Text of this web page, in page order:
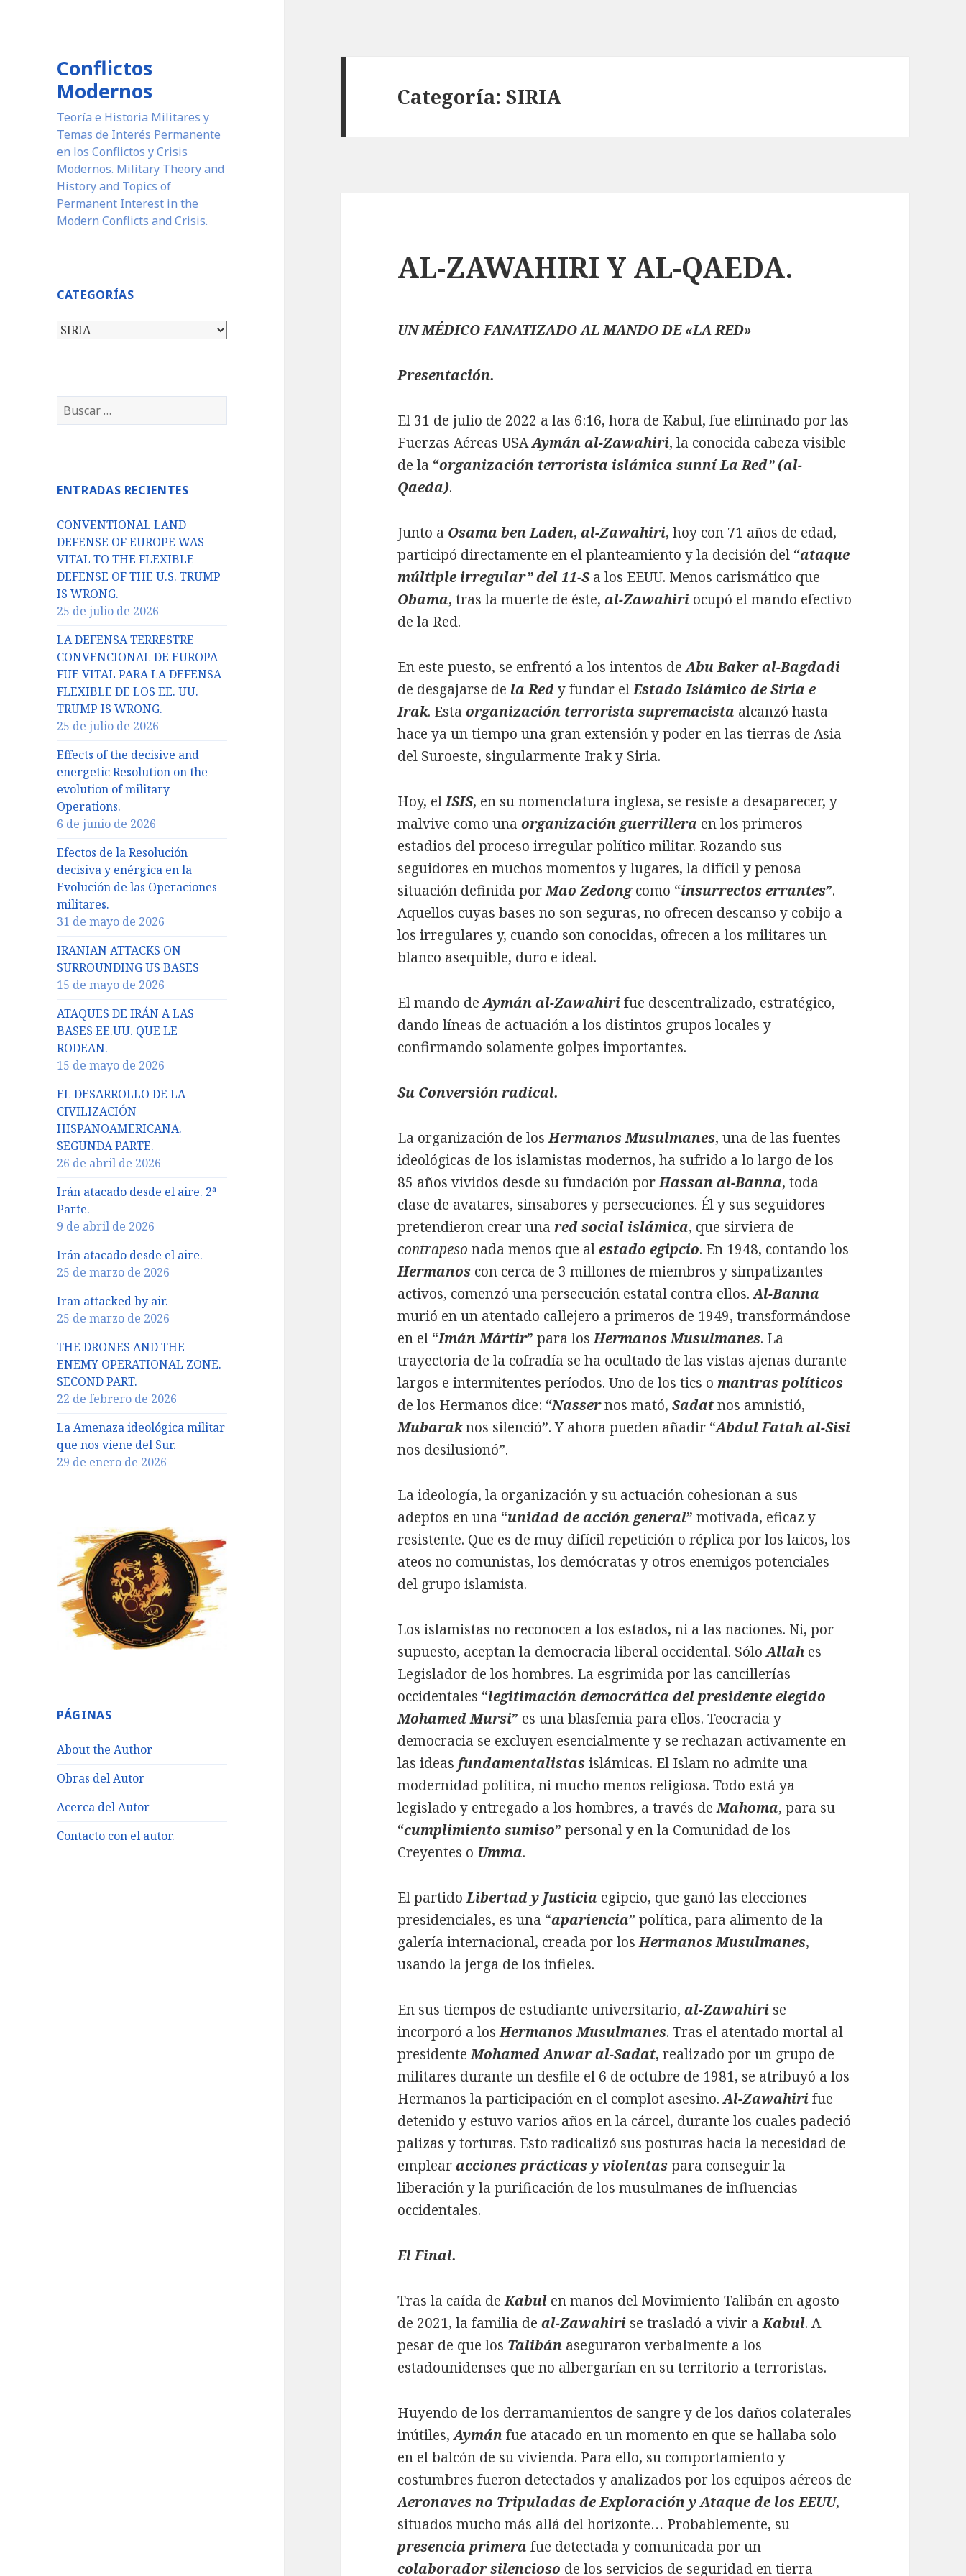
Conflictos
Modernos
Teoría e Historia Militares y
Temas de Interés Permanente
en los Conflictos y Crisis
Modernos. Military Theory and
History and Topics of
Permanent Interest in the
Modern Conflicts and Crisis.
CATEGORÍAS
Categorías
Buscar:
ENTRADAS RECIENTES
CONVENTIONAL LAND
DEFENSE OF EUROPE WAS
VITAL TO THE FLEXIBLE
DEFENSE OF THE U.S. TRUMP
IS WRONG.
25 de julio de 2026
LA DEFENSA TERRESTRE
CONVENCIONAL DE EUROPA
FUE VITAL PARA LA DEFENSA
FLEXIBLE DE LOS EE. UU.
TRUMP IS WRONG.
25 de julio de 2026
Effects of the decisive and
energetic Resolution on the
evolution of military
Operations.
6 de junio de 2026
Efectos de la Resolución
decisiva y enérgica en la
Evolución de las Operaciones
militares.
31 de mayo de 2026
IRANIAN ATTACKS ON
SURROUNDING US BASES
15 de mayo de 2026
ATAQUES DE IRÁN A LAS
BASES EE.UU. QUE LE
RODEAN.
15 de mayo de 2026
EL DESARROLLO DE LA
CIVILIZACIÓN
HISPANOAMERICANA.
SEGUNDA PARTE.
26 de abril de 2026
Irán atacado desde el aire. 2ª
Parte.
9 de abril de 2026
Irán atacado desde el aire.
25 de marzo de 2026
Iran attacked by air.
25 de marzo de 2026
THE DRONES AND THE
ENEMY OPERATIONAL ZONE.
SECOND PART.
22 de febrero de 2026
La Amenaza ideológica militar
que nos viene del Sur.
29 de enero de 2026
PÁGINAS
About the Author
Obras del Autor
Acerca del Autor
Contacto con el autor.
Categoría:SIRIA
AL-ZAWAHIRI Y AL-QAEDA.
UN MÉDICO FANATIZADO AL MANDO DE «LA RED»
Presentación.
El 31 de julio de 2022 a las 6:16, hora de Kabul, fue eliminado por las
Fuerzas Aéreas USAAymán al-Zawahiri, la conocida cabeza visible
de la “organización terrorista islámica sunní La Red” (al-
Qaeda).
Junto a Osama ben Laden,al-Zawahiri, hoy con 71 años de edad,
participó directamente en el planteamiento y la decisión del “ataque
múltiple irregular” del 11-Sa los EEUU. Menos carismático que
Obama, tras la muerte de éste,al-Zawahiri ocupó el mando efectivo
de la Red.
En este puesto, se enfrentó a los intentos deAbu Baker al-Bagdadi
de desgajarse de la Redy fundar elEstado Islámico de Siria e
Irak. Estaorganización terrorista supremacista alcanzó hasta
hace ya un tiempo una gran extensión y poder en las tierras de Asia
del Suroeste, singularmente Irak y Siria.
Hoy, elISIS, en su nomenclatura inglesa, se resiste a desaparecer, y
malvive como unaorganización guerrillera en los primeros
estadios del proceso irregular político militar. Rozando sus
seguidores en muchos momentos y lugares, la difícil y penosa
situación definida porMao Zedongcomo “insurrectos errantes”.
Aquellos cuyas bases no son seguras, no ofrecen descanso y cobijo a
los irregulares y, cuando son conocidas, ofrecen a los militares un
blanco asequible, duro e ideal.
El mando deAymán al-Zawahirifue descentralizado, estratégico,
dando líneas de actuación a los distintos grupos locales y
confirmando solamente golpes importantes.
Su Conversión radical.
La organización de los Hermanos Musulmanes, una de las fuentes
ideológicas de los islamistas modernos, ha sufrido a lo largo de los
85 años vividos desde su fundación porHassan al-Banna, toda
clase de avatares, sinsabores y persecuciones. Él y sus seguidores
pretendieron crear una red social islámica, que sirviera de
contrapesonada menos que alestado egipcio. En 1948, contando los
Hermanos con cerca de 3 millones de miembros y simpatizantes
activos, comenzó una persecución estatal contra ellos.Al-Banna
murió en un atentado callejero a primeros de 1949, transformándose
en el “Imán Mártir” para losHermanos Musulmanes. La
trayectoria de la cofradía se ha ocultado de las vistas ajenas durante
largos e intermitentes períodos. Uno de los tics omantras políticos
de los Hermanos dice: “Nassernos mató,Sadatnos amnistió,
Mubaraknos silenció”. Y ahora pueden añadir “Abdul Fatah al-Sisi
nos desilusionó”.
La ideología, la organización y su actuación cohesionan a sus
adeptos en una “unidad de acción general” motivada, eficaz y
resistente. Que es de muy difícil repetición o réplica por los laicos, los
ateos no comunistas, los demócratas y otros enemigos potenciales
del grupo islamista.
Los islamistas no reconocen a los estados, ni a las naciones. Ni, por
supuesto, aceptan la democracia liberal occidental. SóloAllah es
Legislador de los hombres. La esgrimida por las cancillerías
occidentales “legitimación democrática del presidente elegido
Mohamed Mursi” es una blasfemia para ellos. Teocracia y
democracia se excluyen esencialmente y se rechazan activamente en
las ideas fundamentalistasislámicas. El Islam no admite una
modernidad política, ni mucho menos religiosa. Todo está ya
legislado y entregado a los hombres, a través deMahoma, para su
“cumplimiento sumiso” personal y en la Comunidad de los
Creyentes o Umma.
El partidoLibertad y Justicia egipcio, que ganó las elecciones
presidenciales, es una “apariencia” política, para alimento de la
galería internacional, creada por losHermanos Musulmanes,
usando la jerga de los infieles.
En sus tiempos de estudiante universitario,al-Zawahiri se
incorporó a losHermanos Musulmanes. Tras el atentado mortal al
presidenteMohamed Anwar al-Sadat, realizado por un grupo de
militares durante un desfile el 6 de octubre de 1981, se atribuyó a los
Hermanos la participación en el complot asesino.Al-Zawahirifue
detenido y estuvo varios años en la cárcel, durante los cuales padeció
palizas y torturas. Esto radicalizó sus posturas hacia la necesidad de
emplearacciones prácticas y violentaspara conseguir la
liberación y la purificación de los musulmanes de influencias
occidentales.
El Final.
Tras la caída deKabul en manos del Movimiento Talibán en agosto
de 2021, la familia deal-Zawahiri se trasladó a vivir aKabul. A
pesar de que los Talibán aseguraron verbalmente a los
estadounidenses que no albergarían en su territorio a terroristas.
Huyendo de los derramamientos de sangre y de los daños colaterales
inútiles,Aymánfue atacado en un momento en que se hallaba solo
en el balcón de su vivienda. Para ello, su comportamiento y
costumbres fueron detectados y analizados por los equipos aéreos de
Aeronaves no Tripuladas de Exploración y Ataque de los EEUU,
situados mucho más allá del horizonte… Probablemente, su
presencia primera fue detectada y comunicada por un
colaborador silencioso de los servicios de seguridad en tierra